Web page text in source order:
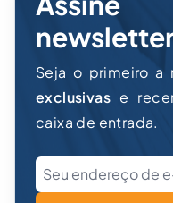
Seja o primeiro a
exclusivas e
caixa de entrada.